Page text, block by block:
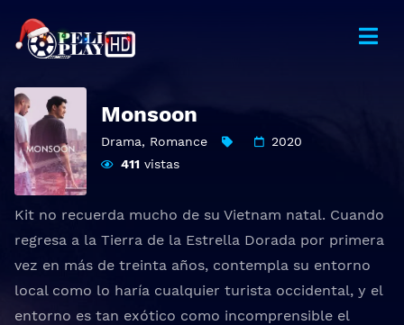
Monsoon
Drama, Romance
2020
411 vistas
Kit no recuerda mucho de su Vietnam natal. Cuando
regresa a la Tierra de la Estrella Dorada por primera
vez en más de treinta años, contempla su entorno
local como lo haría cualquier turista occidental, y el
entorno es tan exótico como incomprensible el